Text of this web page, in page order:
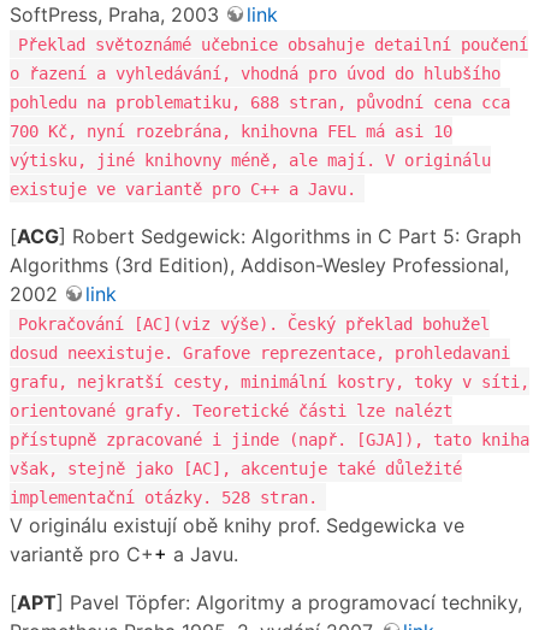
SoftPress, Praha, 2003
link
Překlad světoznámé učebnice obsahuje detailní poučení
o řazení a vyhledávání, vhodná pro úvod do hlubšího
pohledu na problematiku, 688 stran, původní cena cca
700 Kč, nyní rozebrána, knihovna FEL má asi 10
výtisku, jiné knihovny méně, ale mají. V originálu
existuje ve variantě pro C++ a Javu.
[ACG] Robert Sedgewick: Algorithms in C Part 5: Graph
Algorithms (3rd Edition), Addison-Wesley Professional,
2002
link
Pokračování [AC](viz výše). Český překlad bohužel
dosud neexistuje. Grafove reprezentace, prohledavani
grafu, nejkratší cesty, minimální kostry, toky v síti,
orientované grafy. Teoretické části lze nalézt
přístupně zpracované i jinde (např. [GJA]), tato kniha
však, stejně jako [AC], akcentuje také důležité
implementační otázky. 528 stran.
V originálu existují obě knihy prof. Sedgewicka ve
variantě pro C++ a Javu.
[APT] Pavel Töpfer: Algoritmy a programovací techniky,